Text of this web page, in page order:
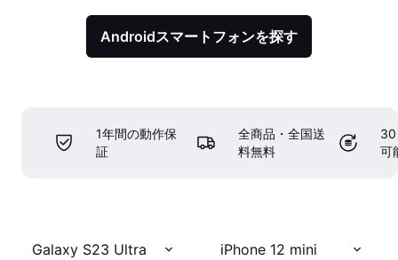
Androidスマートフォンを探す
1年間の動作保
証
全商品・全国送
料無料
30
可
Galaxy S23 Ultra iPhone 12 mini